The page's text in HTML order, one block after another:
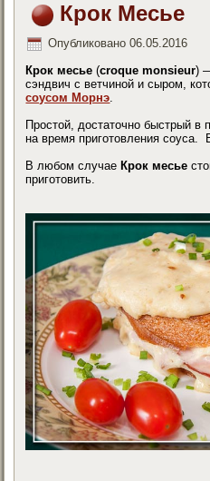
Крок Месье
Опубликовано 06.05.2016
Крок месье (croque monsieur)
сэндвич с ветчиной и сыром,
соусом Морнэ.
Простой, достаточно быстрый в
на время приготовления соуса.
В любом случае Крок месье
приготовить.